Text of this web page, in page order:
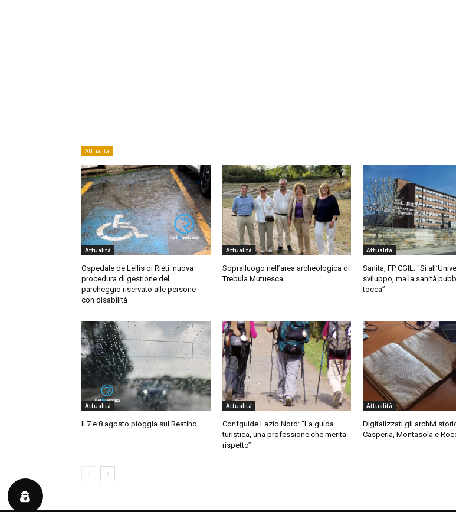
Attualità
Attualità
Ospedale de Lellis di Rieti: nuova
procedura di gestione del
parcheggio riservato alle persone
con disabilità
Attualità
Sopralluogo nell’area archeologica di
Trebula Mutuesca
Attualità
Sanità, FP CGIL: “Sì
sviluppo, ma la sanità
tocca”
Attualità
Il 7 e 8 agosto pioggia sul Reatino
Attualità
Confguide Lazio Nord: “La guida
turistica, una professione che merita
rispetto”
Attualità
Digitalizzati gli archivi
Casperia, Montasola e